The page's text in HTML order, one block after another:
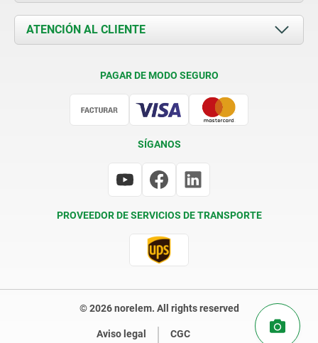
Novedades
Contacto
Documents
ATENCIÓN AL CLIENTE
PAGAR DE MODO SEGURO
SÍGANOS
PROVEEDOR DE SERVICIOS DE TRANSPORTE
© 2026 norelem. All rights reserved
Aviso legal
CGC